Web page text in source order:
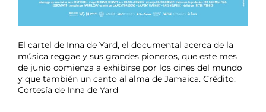
El cartel de Inna de Yard, el documental acerca de la
música reggae y sus grandes pioneros, que este mes
de junio comienza a exhibirse por los cines del mundo
y que también un canto al alma de Jamaica. Crédito:
Cortesía de Inna de Yard